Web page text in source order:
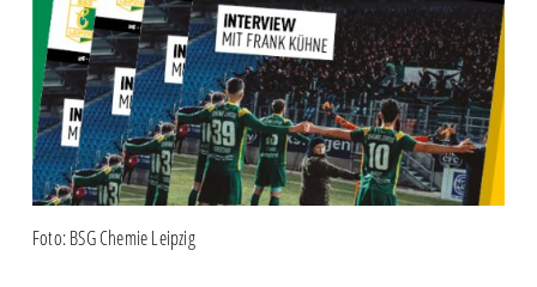
Foto: BSG Chemie Leipzig